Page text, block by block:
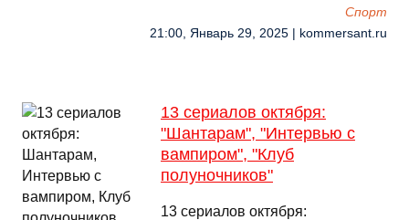
Спорт
21:00, Январь 29, 2025 | kommersant.ru
13 сериалов октября:
"Шантарам", "Интервью с
вампиром", "Клуб
полуночников"
13 сериалов октября: